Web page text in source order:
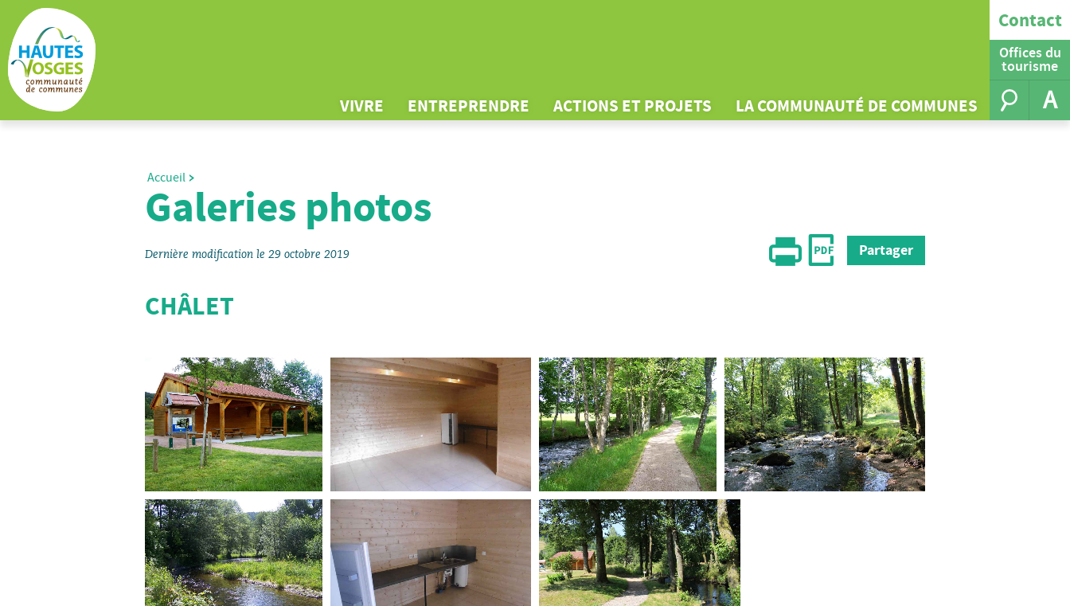
Contact
Offices du
tourisme
VIVRE ENTREPRENDRE ACTIONS ET PROJETS LA COMMUNAUTÉ DE COMMUNES A
Accueil
Galeries photos
Dernière modification le 29 octobre 2019 Partager
CHÂLET